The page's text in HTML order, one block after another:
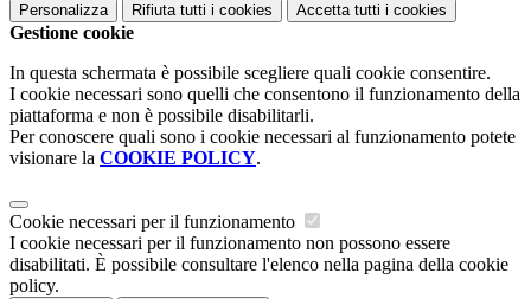
Personalizza Rifiuta tutti i cookies Accetta tutti i cookies
Gestione cookie
In questa schermata è possibile scegliere quali cookie consentire.
I cookie necessari sono quelli che consentono il funzionamento della
piattaforma e non è possibile disabilitarli.
Per conoscere quali sono i cookie necessari al funzionamento potete
visionare la COOKIE POLICY.
Cookie necessari per il funzionamento
I cookie necessari per il funzionamento non possono essere
disabilitati. È possibile consultare l'elenco nella pagina della cookie
policy.